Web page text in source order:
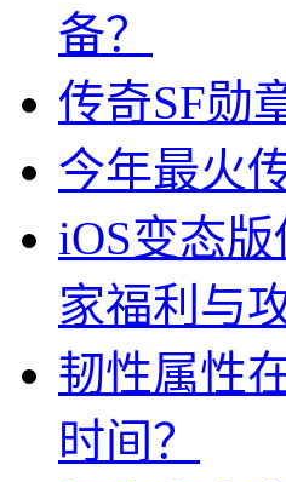
备？
传奇SF勋
今年最火
iOS变态
家福利与
韧性属性
时间？